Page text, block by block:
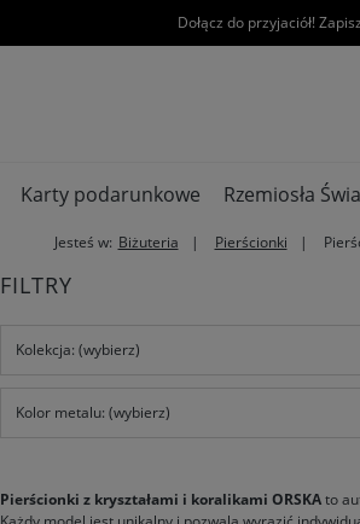
Dołącz do przyjaciół!
Karty podarunkowe Rzemiosła
Jesteś w: Biżuteria Pierścionki
FILTRY
Kolekcja: (wybierz)
Kolor metalu: (wybierz)
Pierścionki z kryształami i koralikami ORSKAto